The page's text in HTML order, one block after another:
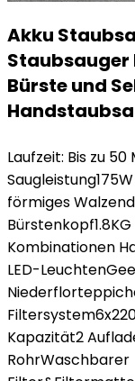
Akku
Bürste und
Laufzeit: Bis zu
förmiges
Kombinationen
LED-
Kapazität2
RohrWaschbarer